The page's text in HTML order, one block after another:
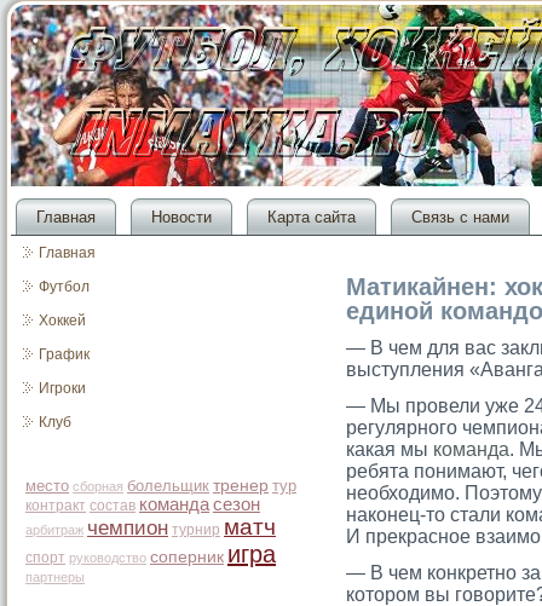
Главная Новости Карта сайта Связь с нами
Главная
Футбол
Хоккей
График
Игроки
Клуб
место сборная болельщик тренер тур
контракт состав командасезон
арбитраж чемпион турнир матч
спорт руководство соперник игра
партнеры
Матикайнен:
единой
— В чем для вас
выступления
— Мы провели уже
регулярного
какая мы команда.
ребята понимают,
необходимо.
наконец-то стали
И прекрасное
— В чем конкретно
котοрοм вы